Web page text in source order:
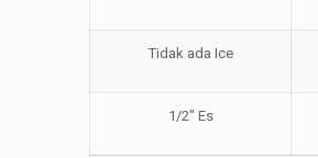
Tidak ada Ice
1/2″ Es